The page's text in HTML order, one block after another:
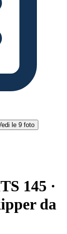
le 9 foto
145 ·
da